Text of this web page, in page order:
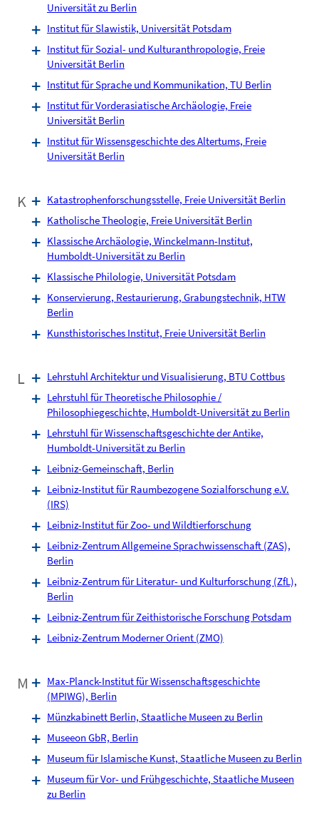
Universität zu Berlin
Institut für Slawistik, Universität Potsdam
Institut für Sozial- und Kulturanthropologie, Freie
Universität Berlin
Institut für Sprache und Kommunikation, TU Berlin
Institut für Vorderasiatische Archäologie, Freie
Universität Berlin
Institut für Wissensgeschichte des Altertums, Freie
Universität Berlin
K
Katastrophenforschungsstelle, Freie Universität Berlin
Katholische Theologie, Freie Universität Berlin
Klassische Archäologie, Winckelmann-Institut,
Humboldt-Universität zu Berlin
Klassische Philologie, Universität Potsdam
Konservierung, Restaurierung, Grabungstechnik, HTW
Berlin
Kunsthistorisches Institut, Freie Universität Berlin
L
Lehrstuhl Architektur und Visualisierung, BTU Cottbus
Lehrstuhl für Theoretische Philosophie /
Philosophiegeschichte, Humboldt-Universität zu Berlin
Lehrstuhl für Wissenschaftsgeschichte der Antike,
Humboldt-Universität zu Berlin
Leibniz-Gemeinschaft, Berlin
Leibniz-Institut für Raumbezogene Sozialforschung e.V.
(IRS)
Leibniz-Institut für Zoo- und Wildtierforschung
Leibniz-Zentrum Allgemeine Sprachwissenschaft (ZAS),
Berlin
Leibniz-Zentrum für Literatur- und Kulturforschung (ZfL),
Berlin
Leibniz-Zentrum für Zeithistorische Forschung Potsdam
Leibniz-Zentrum Moderner Orient (ZMO)
M
Max-Planck-Institut für Wissenschaftsgeschichte
(MPIWG), Berlin
Münzkabinett Berlin, Staatliche Museen zu Berlin
Museeon GbR, Berlin
Museum für Islamische Kunst, Staatliche Museen zu Berlin
Museum für Vor- und Frühgeschichte, Staatliche Museen
zu Berlin